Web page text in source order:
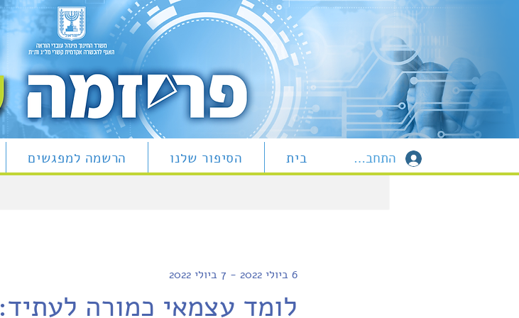
בית הסיפור שלנו הרשמה למפגשים התחברות
לומד עצמאי כמורה לעתיד: 6.7.22
6 ביולי 2022 - 7 ביולי 2022